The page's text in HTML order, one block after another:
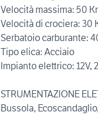
Velocità massima: 50
Velocità di crociera: 30
Serbatoio carburante:
Tipo elica: Acciaio
Impianto elettrico: 12V,
STRUMENTAZIONE
Bussola,